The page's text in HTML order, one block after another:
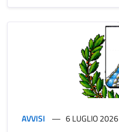
AVVISI 6 LUGLIO 2026